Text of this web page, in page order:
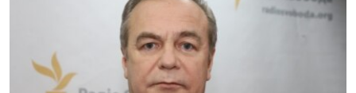
ВІДЕОУРОКИ «ELIFBE»
ЯК ОБІЙТИ БЛОКУВАННЯ
Русский